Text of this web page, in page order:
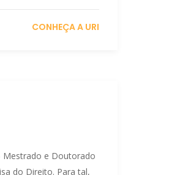
CONHEÇA A URI
Mestrado e Doutorado
do Direito. Para tal,